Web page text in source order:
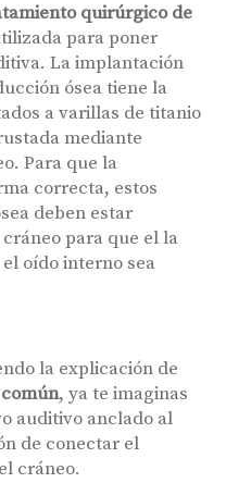
quirúrgico de
para poner
La implantación
ósea tiene la
a varillas de titanio
mediante
Para que la
correcta, estos
deben estar
para que el la
oído interno sea
la explicación de
, ya te imaginas
auditivo anclado al
de conectar el
cráneo.